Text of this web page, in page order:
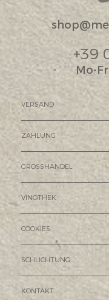
+39
Mo-
VERSAND
ZAHLUNG
GROSSHANDEL
VINOTHEK
COOKIES
SCHLICHTUNG
KONTAKT